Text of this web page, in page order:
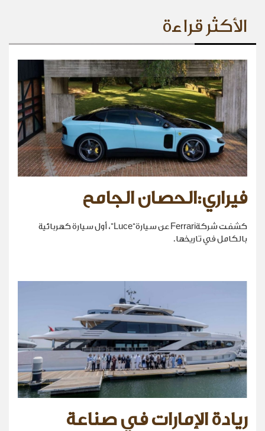
الأكثر قراءة
فيراري:الحصان الجامح
كشفت شركةFerrari عن سيارة“Luce”، أول سيارة كهربائية
بالكامل في تاريخها.
ريادة الإمارات في صناعة